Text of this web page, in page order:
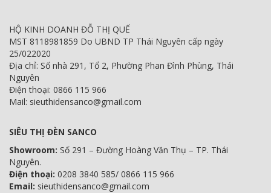
HỘ KINH DOANH ĐỖ THỊ QUẾ
MST 8118981859 Do UBND TP Thái Nguyên cấp ngày
25/022020
Địa chỉ: Số nhà 291, Tổ 2, Phường Phan Đình Phùng, Thái
Nguyên
Điện thoại: 0866 115 966
Mail: sieuthidensanco@gmail.com
SIÊU THỊ ĐÈN SANCO
Showroom: Số 291 – Đường Hoàng Văn Thụ – TP. Thái
Nguyên.
Điện thoại: 0208 3840 585/ 0866 115 966
Email: sieuthidensanco@gmail.com